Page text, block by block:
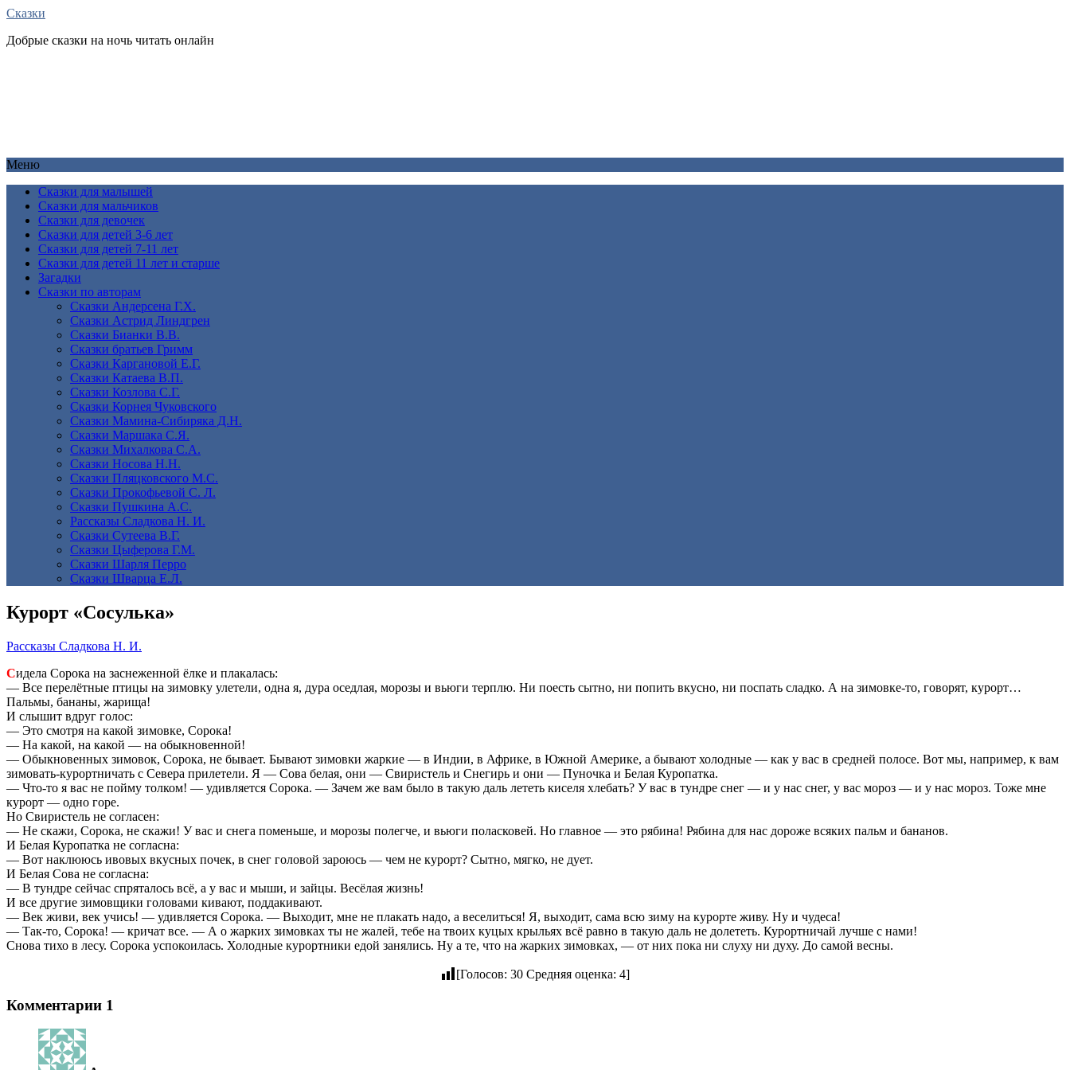
Сказки
Добрые сказки на ночь читать онлайн
Меню
Сказки для малышей
Сказки для мальчиков
Сказки для девочек
Сказки для детей 3-6 лет
Сказки для детей 7-11 лет
Сказки для детей 11 лет и старше
Загадки
Сказки по авторам
Сказки Андерсена Г.Х.
Сказки Астрид Линдгрен
Сказки Бианки В.В.
Сказки братьев Гримм
Сказки Каргановой Е.Г.
Сказки Катаева В.П.
Сказки Козлова С.Г.
Сказки Корнея Чуковского
Сказки Мамина-Сибиряка Д.Н.
Сказки Маршака С.Я.
Сказки Михалкова С.А.
Сказки Носова Н.Н.
Сказки Пляцковского М.С.
Сказки Прокофьевой С. Л.
Сказки Пушкина А.С.
Рассказы Сладкова Н. И.
Сказки Сутеева В.Г.
Сказки Цыферова Г.М.
Сказки Шарля Перро
Сказки Шварца Е.Л.
Курорт «Сосулька»
Рассказы Сладкова Н. И.
Сидела Сорока на заснеженной ёлке и плакалась:
— Все перелётные птицы на зимовку улетели, одна я, дура оседлая, морозы и вьюги терплю. Ни поесть сытно, ни попить вкусно, ни поспать сладко. А на зимовке-то, говорят, курорт…
Пальмы, бананы, жарища!
И слышит вдруг голос:
— Это смотря на какой зимовке, Сорока!
— На какой, на какой — на обыкновенной!
— Обыкновенных зимовок, Сорока, не бывает. Бывают зимовки жаркие — в Индии, в Африке, в Южной Америке, а бывают холодные — как у вас в средней полосе. Вот мы, например, к вам
зимовать-курортничать с Севера прилетели. Я — Сова белая, они — Свиристель и Снегирь и они — Пуночка и Белая Куропатка.
— Что-то я вас не пойму толком! — удивляется Сорока. — Зачем же вам было в такую даль лететь киселя хлебать? У вас в тундре снег — и у нас снег, у вас мороз — и у нас мороз. Тоже мне
курорт — одно горе.
Но Свиристель не согласен:
— Не скажи, Сорока, не скажи! У вас и снега поменьше, и морозы полегче, и вьюги поласковей. Но главное — это рябина! Рябина для нас дороже всяких пальм и бананов.
И Белая Куропатка не согласна:
— Вот наклююсь ивовых вкусных почек, в снег головой зароюсь — чем не курорт? Сытно, мягко, не дует.
И Белая Сова не согласна:
— В тундре сейчас спряталось всё, а у вас и мыши, и зайцы. Весёлая жизнь!
И все другие зимовщики головами кивают, поддакивают.
— Век живи, век учись! — удивляется Сорока. — Выходит, мне не плакать надо, а веселиться! Я, выходит, сама всю зиму на курорте живу. Ну и чудеса!
— Так-то, Сорока! — кричат все. — А о жарких зимовках ты не жалей, тебе на твоих куцых крыльях всё равно в такую даль не долететь. Курортничай лучше с нами!
Снова тихо в лесу. Сорока успокоилась. Холодные курортники едой занялись. Ну а те, что на жарких зимовках, — от них пока ни слуху ни духу. До самой весны.
[Голосов: 30 Средняя оценка: 4]
Комментарии 1